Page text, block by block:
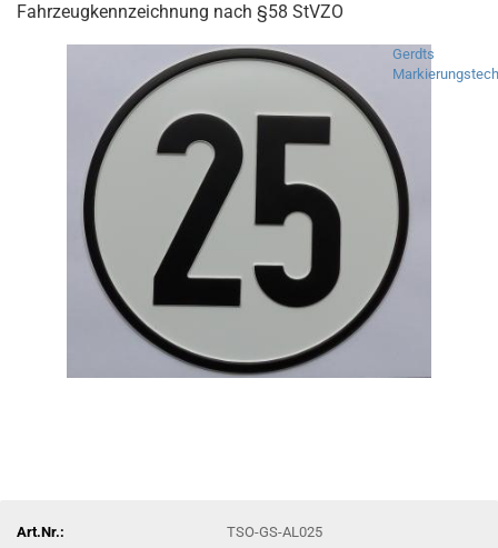
Fahrzeugkennzeichnung nach §58 StVZO
Gerdts
Art.Nr.:
TSO-GS-AL025